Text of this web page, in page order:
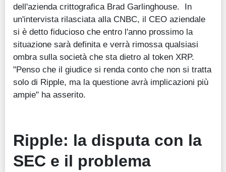
dell'azienda crittografica Brad Garlinghouse. In
un'intervista rilasciata alla CNBC, il CEO aziendale
si è detto fiducioso che entro l'anno prossimo la
situazione sarà definita e verrà rimossa qualsiasi
ombra sulla società che sta dietro al token XRP.
"Penso che il giudice si renda conto che non si tratta
solo di Ripple, ma la questione avrà implicazioni più
ampie" ha asserito.
Ripple: la disputa con la
SEC e il problema